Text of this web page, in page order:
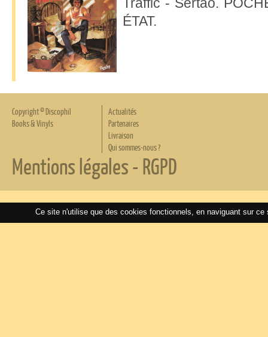
ÉTAT.
Copyright © Discophil
Books & Vinyls
Actualités
Partenaires
Livraison
Qui sommes-nous ?
Mentions légales- RGPD
Ce site n'utilise que des cookies fonctionnels, en naviguant sur